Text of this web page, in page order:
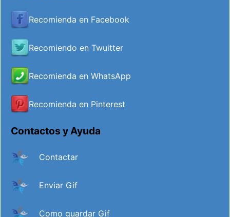
Recomienda en Facebook
Recomiendo en Twuitter
Recomienda en WhatsApp
Recomienda en Pinterest
Contactos y Ayuda
Contactar
Enviar Gif
Como guardar Gif